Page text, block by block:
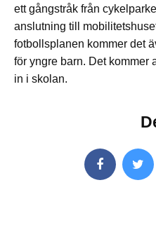
ett gångstråk från
anslutning till
fotbollsplanen kommer det
för yngre barn. Det kommer
in i skolan.